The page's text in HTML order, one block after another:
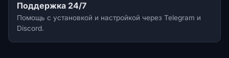
Поддержка 24/7
Помощь с установкой и настройкой через Telegram и
Discord.